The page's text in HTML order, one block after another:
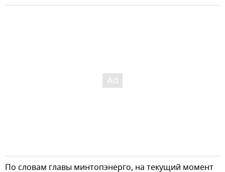
По словам главы минтопэнерго, на текущий момент